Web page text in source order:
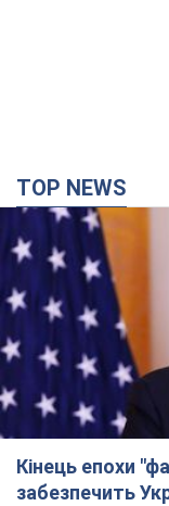
TOP NEWS
Кінець епохи
забезпечить